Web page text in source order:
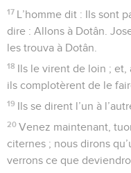
17 L’homme dit : Ils sont
dire : Allons à Dotân.
les trouva à Dotân.
18 Ils le virent de loin ; et,
ils complotèrent de le
19 Ils se dirent l’un à
20 Venez maintenant,
citernes ; nous dirons
verrons ce que